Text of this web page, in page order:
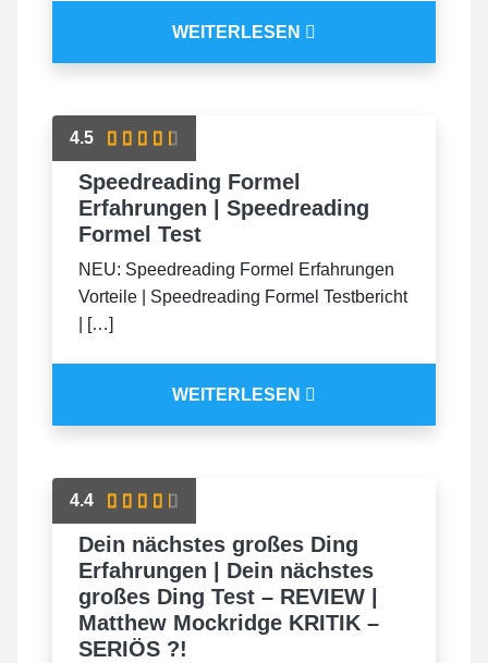
WEITERLESEN
4.5
Speedreading Formel
Erfahrungen | Speedreading
Formel Test
NEU: Speedreading Formel Erfahrungen
Vorteile | Speedreading Formel Testbericht
| […]
WEITERLESEN
4.4
Dein nächstes großes Ding
Erfahrungen | Dein nächstes
großes Ding Test – REVIEW |
Matthew Mockridge KRITIK –
SERIÖS ?!